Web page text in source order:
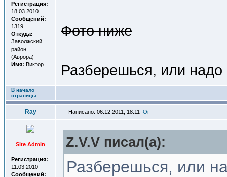
Регистрация:
18.03.2010
Сообщений:
1319
Откуда:
Заволжский
район.
(Аврора)
Имя: Виктор
Фото ниже
Разберешься, или надо
В начало
страницы
Ray Написано: 06.12.2011, 18:11
Site Admin
Регистрация:
11.03.2010
Сообщений:
Z.V.V писал(a):
Разберешься, или